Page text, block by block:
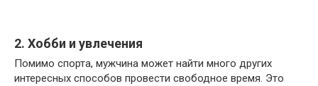
2. Хобби и увлечения
Помимо спорта, мужчина может найти много других
интересных способов провести свободное время. Это